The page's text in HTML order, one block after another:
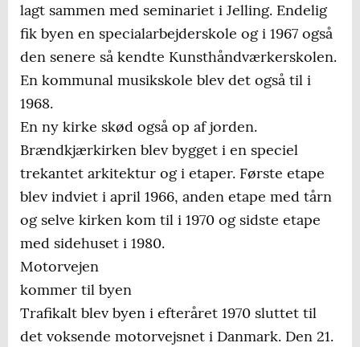
lagt sammen med seminariet i Jelling. Endelig
fik byen en specialarbejderskole og i 1967 også
den senere så kendte Kunsthåndværkerskolen.
En kommunal musikskole blev det også til i
1968.
En ny kirke skød også op af jorden.
Brændkjærkirken blev bygget i en speciel
trekantet arkitektur og i etaper. Første etape
blev indviet i april 1966, anden etape med tårn
og selve kirken kom til i 1970 og sidste etape
med sidehuset i 1980.
Motorvejen
kommer til byen
Trafikalt blev byen i efteråret 1970 sluttet til
det voksende motorvejsnet i Danmark. Den 21.